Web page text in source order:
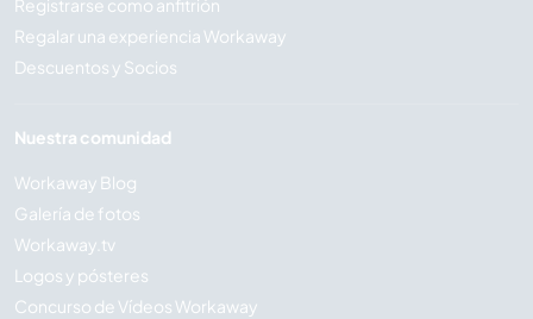
Registrarse como anfitrión
Regalar una experiencia Workaway
Descuentos y Socios
Nuestra comunidad
Workaway Blog
Galería de fotos
Workaway.tv
Logos y pósteres
Concurso de Vídeos Workaway